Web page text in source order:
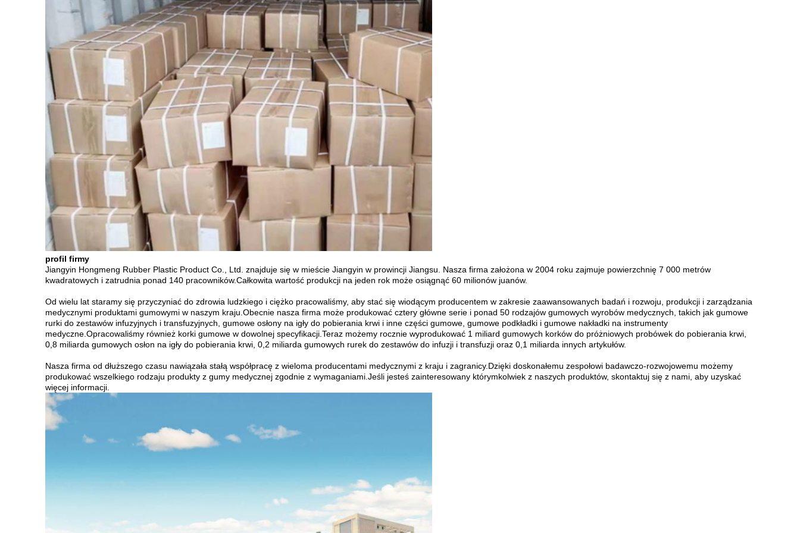
profil firmy
Jiangyin Hongmeng Rubber Plastic Product Co., Ltd. znajduje się w mieście Jiangyin w prowincji Jiangsu. Nasza firma założona w 2004 roku zajmuje powierzchnię 7 000 metrów
kwadratowych i zatrudnia ponad 140 pracowników.Całkowita wartość produkcji na jeden rok może osiągnąć 60 milionów juanów.
Od wielu lat staramy się przyczyniać do zdrowia ludzkiego i ciężko pracowaliśmy, aby stać się wiodącym producentem w zakresie zaawansowanych badań i rozwoju, produkcji i zarządzania
medycznymi produktami gumowymi w naszym kraju.Obecnie nasza firma może produkować cztery główne serie i ponad 50 rodzajów gumowych wyrobów medycznych, takich jak gumowe
rurki do zestawów infuzyjnych i transfuzyjnych, gumowe osłony na igły do ​​pobierania krwi i inne części gumowe, gumowe podkładki i gumowe nakładki na instrumenty
medyczne.Opracowaliśmy również korki gumowe w dowolnej specyfikacji.Teraz możemy rocznie wyprodukować 1 miliard gumowych korków do próżniowych probówek do pobierania krwi,
0,8 miliarda gumowych osłon na igły do ​​pobierania krwi, 0,2 miliarda gumowych rurek do zestawów do infuzji i transfuzji oraz 0,1 miliarda innych artykułów.
Nasza firma od dłuższego czasu nawiązała stałą współpracę z wieloma producentami medycznymi z kraju i zagranicy.Dzięki doskonałemu zespołowi badawczo-rozwojowemu możemy
produkować wszelkiego rodzaju produkty z gumy medycznej zgodnie z wymaganiami.Jeśli jesteś zainteresowany którymkolwiek z naszych produktów, skontaktuj się z nami, aby uzyskać
więcej informacji.